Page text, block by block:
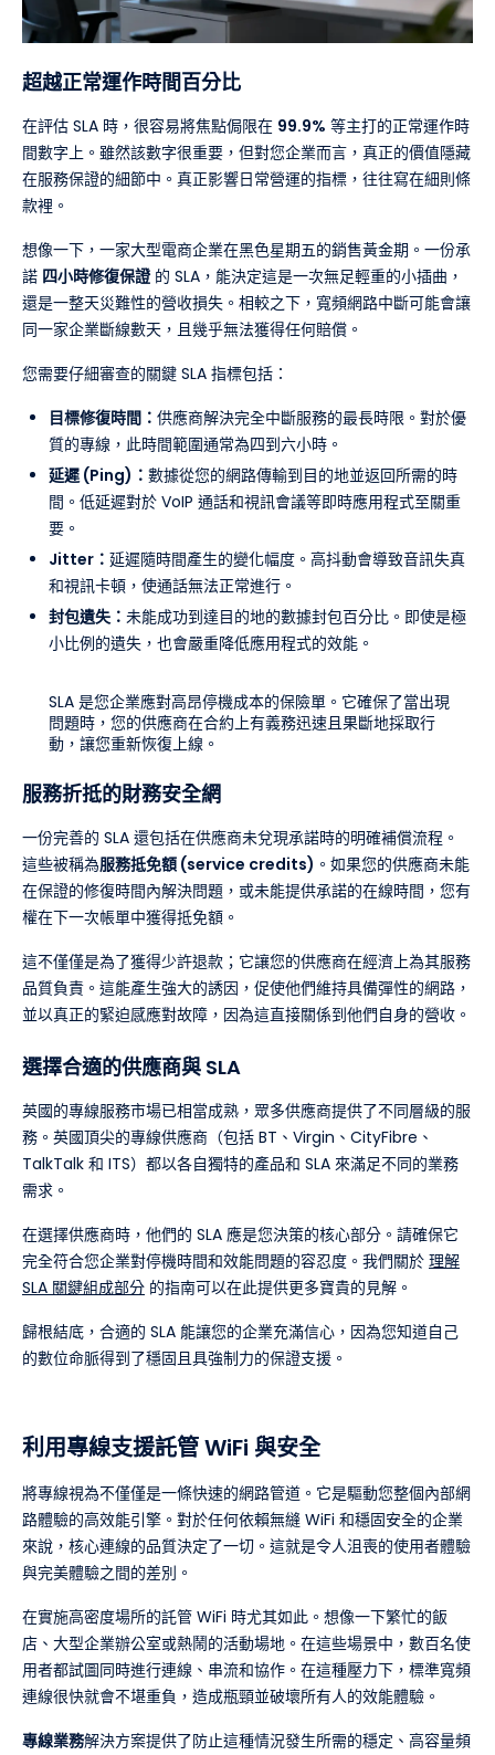
超越正常運作時間百分比
在評估 SLA 時，很容易將焦點侷限在 99.9% 等主打的正常運作時
間數字上。雖然該數字很重要，但對您企業而言，真正的價值隱藏
在服務保證的細節中。真正影響日常營運的指標，往往寫在細則條
款裡。
想像一下，一家大型電商企業在黑色星期五的銷售黃金期。一份承
諾 四小時修復保證的 SLA，能決定這是一次無足輕重的小插曲，
還是一整天災難性的營收損失。相較之下，寬頻網路中斷可能會讓
同一家企業斷線數天，且幾乎無法獲得任何賠償。
您需要仔細審查的關鍵 SLA 指標包括：
目標修復時間： 供應商解決完全中斷服務的最長時限。對於優
質的專線，此時間範圍通常為四到六小時。
延遲 (Ping)： 數據從您的網路傳輸到目的地並返回所需的時
間。低延遲對於 VoIP 通話和視訊會議等即時應用程式至關重
要。
Jitter： 延遲隨時間產生的變化幅度。高抖動會導致音訊失真
和視訊卡頓，使通話無法正常進行。
封包遺失： 未能成功到達目的地的數據封包百分比。即使是極
小比例的遺失，也會嚴重降低應用程式的效能。
SLA 是您企業應對高昂停機成本的保險單。它確保了當出現
問題時，您的供應商在合約上有義務迅速且果斷地採取行
動，讓您重新恢復上線。
服務折抵的財務安全網
一份完善的 SLA 還包括在供應商未兌現承諾時的明確補償流程。
這些被稱為服務抵免額 (service credits) 。如果您的供應商未能
在保證的修復時間內解決問題，或未能提供承諾的在線時間，您有
權在下一次帳單中獲得抵免額。
這不僅僅是為了獲得少許退款；它讓您的供應商在經濟上為其服務
品質負責。這能產生強大的誘因，促使他們維持具備彈性的網路，
並以真正的緊迫感應對故障，因為這直接關係到他們自身的營收。
選擇合適的供應商與 SLA
英國的專線服務市場已相當成熟，眾多供應商提供了不同層級的服
務。英國頂尖的專線供應商（包括 BT、Virgin、CityFibre、
TalkTalk 和 ITS）都以各自獨特的產品和 SLA 來滿足不同的業務
需求。
在選擇供應商時，他們的 SLA 應是您決策的核心部分。請確保它
完全符合您企業對停機時間和效能問題的容忍度。我們關於 理解
SLA 關鍵組成部分 的指南可以在此提供更多寶貴的見解。
歸根結底，合適的 SLA 能讓您的企業充滿信心，因為您知道自己
的數位命脈得到了穩固且具強制力的保證支援。
利用專線支援託管 WiFi 與安全
將專線視為不僅僅是一條快速的網路管道。它是驅動您整個內部網
路體驗的高效能引擎。對於任何依賴無縫 WiFi 和穩固安全的企業
來說，核心連線的品質決定了一切。這就是令人沮喪的使用者體驗
與完美體驗之間的差別。
在實施高密度場所的託管 WiFi 時尤其如此。想像一下繁忙的飯
店、大型企業辦公室或熱鬧的活動場地。在這些場景中，數百名使
用者都試圖同時進行連線、串流和協作。在這種壓力下，標準寬頻
連線很快就會不堪重負，造成瓶頸並破壞所有人的效能體驗。
專線業務解決方案提供了防止這種情況發生所需的穩定、高容量頻